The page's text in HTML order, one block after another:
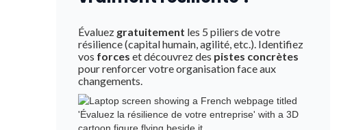
Évaluez gratuitement les 5 piliers de votre
résilience (capital humain, agilité, etc.). Identifiez
vos forces et découvrez des pistes concrètes
pour renforcer votre organisation face aux
changements.